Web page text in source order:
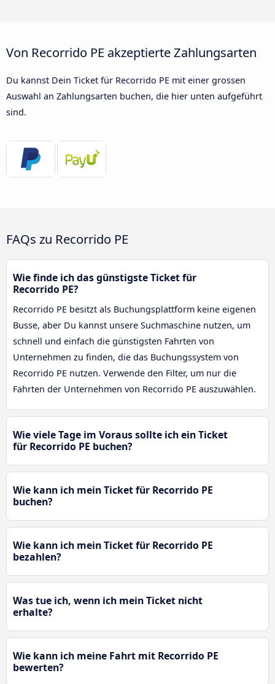
Von Recorrido PE akzeptierte Zahlungsarten
Du kannst Dein Ticket für Recorrido PE mit einer grossen
Auswahl an Zahlungsarten buchen, die hier unten aufgeführt
sind.
FAQs zu Recorrido PE
Wie finde ich das günstigste Ticket für
Recorrido PE?
Recorrido PE besitzt als Buchungsplattform keine eigenen
Busse, aber Du kannst unsere Suchmaschine nutzen, um
schnell und einfach die günstigsten Fahrten von
Unternehmen zu finden, die das Buchungssystem von
Recorrido PE nutzen. Verwende den Filter, um nur die
Fahrten der Unternehmen von Recorrido PE auszuwählen.
Wie viele Tage im Voraus sollte ich ein Ticket
für Recorrido PE buchen?
Wie kann ich mein Ticket für Recorrido PE
buchen?
Wie kann ich mein Ticket für Recorrido PE
bezahlen?
Was tue ich, wenn ich mein Ticket nicht
erhalte?
Wie kann ich meine Fahrt mit Recorrido PE
bewerten?